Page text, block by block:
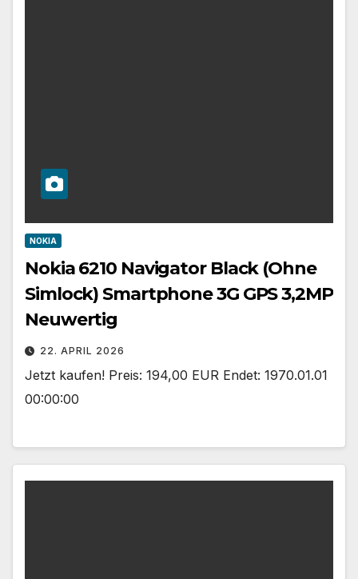
NOKIA
Nokia 6210 Navigator Black (Ohne
Simlock) Smartphone 3G GPS 3,2MP
Neuwertig
22. APRIL 2026
Jetzt kaufen! Preis: 194,00 EUR Endet: 1970.01.01
00:00:00